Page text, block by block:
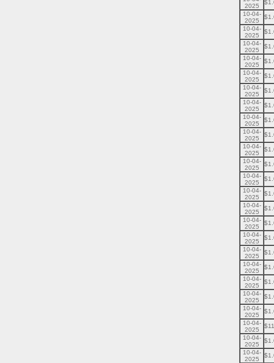
2025
10-04-
2025
10-04-
2025
10-04-
2025
10-04-
2025
10-04-
2025
10-04-
2025
10-04-
2025
10-04-
2025
10-04-
2025
10-04-
2025
10-04-
2025
10-04-
2025
10-04-
2025
10-04-
2025
10-04-
2025
10-04-
2025
10-04-
2025
10-04-
2025
10-04-
2025
10-04-
2025
10-04-
2025
10-04-
2025
10-04-
2025
10-04-
2025